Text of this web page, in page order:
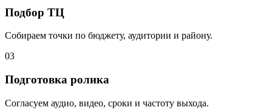
Подбор ТЦ
Собираем точки по бюджету, аудитории и району.
03
Подготовка ролика
Согласуем аудио, видео, сроки и частоту выхода.